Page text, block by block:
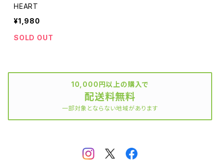
HEART
¥1,980
SOLD OUT
10,000円以上の購入で
配送料無料
一部対象とならない地域があります